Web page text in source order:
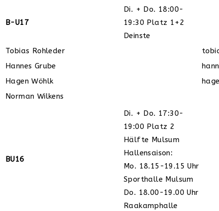
B-U17
Di. + Do. 18:00-
19:30 Platz 1+2
Deinste
Tobias Rohleder
Hannes Grube
Hagen Wöhlk
Norman Wilkens
BU16
Di. + Do. 17:30-
19:00 Platz 2
Hälfte Mulsum
Hallensaison:
Mo. 18.15-19.15 Uhr
Sporthalle Mulsum
Do. 18.00-19.00 Uhr
Raakamphalle